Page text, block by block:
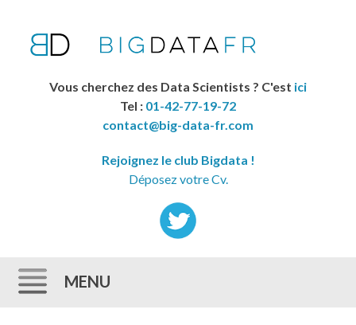
Vous cherchez des Data Scientists ? C'est ici
Tel : 01-42-77-19-72
contact@big-data-fr.com
Rejoignez le club Bigdata !
Déposez votre Cv.
MENU